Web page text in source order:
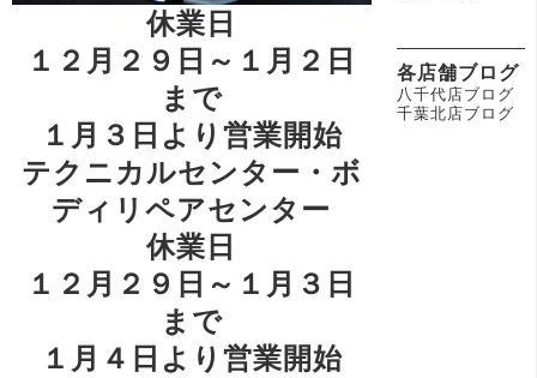
各店舗ブログ
八千代店ブログ
千葉北店ブログ
休業日
１２月２９日～１月２日
まで
１月３日より営業開始
テクニカルセンター・ボ
ディリペアセンター
休業日
１２月２９日～１月３日
まで
１月４日より営業開始